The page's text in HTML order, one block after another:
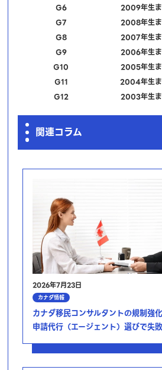
G6
2009年生
G7
2008年生
G8
2007年生
G9
2006年生
G10
2005年生
G11
2004年生
G12
2003年生
関連コラム
2026年7月23日
カナダ情報
カナダ移民コンサルタントの規制強
申請代行（エージェント）選びで失